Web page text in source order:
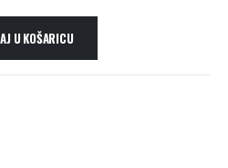
U KOŠARICU